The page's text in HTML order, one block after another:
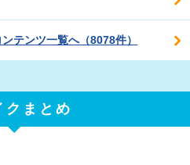
ンテンツ一覧へ（8078件）
クまとめ